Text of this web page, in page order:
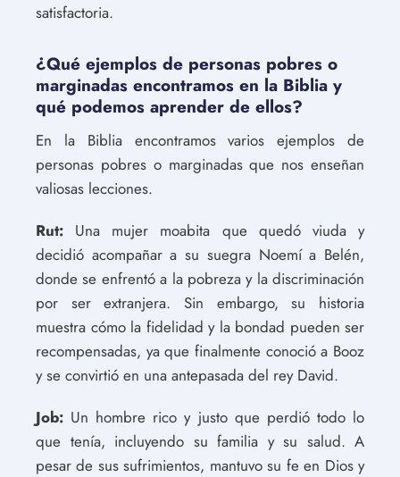
satisfactoria.
¿Qué ejemplos de personas pobres o
marginadas encontramos en la Biblia y
qué podemos aprender de ellos?
En la Biblia encontramos varios ejemplos de
personas pobres o marginadas que nos enseñan
valiosas lecciones.
Rut: Una mujer moabita que quedó viuda y
decidió acompañar a su suegra Noemí a Belén,
donde se enfrentó a la pobreza y la discriminación
por ser extranjera. Sin embargo, su historia
muestra cómo la fidelidad y la bondad pueden ser
recompensadas, ya que finalmente conoció a Booz
y se convirtió en una antepasada del rey David.
Job: Un hombre rico y justo que perdió todo lo
que tenía, incluyendo su familia y su salud. A
pesar de sus sufrimientos, mantuvo su fe en Dios y